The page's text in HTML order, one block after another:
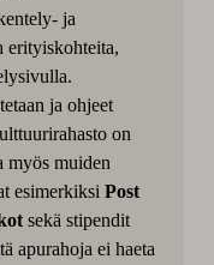
ja
erityiskohteita,
ja ohjeet
on
myös muiden
esimerkiksi Post
sekä stipendit
apurahoja ei haeta